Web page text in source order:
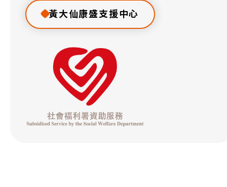
黃大仙康盛支援中心